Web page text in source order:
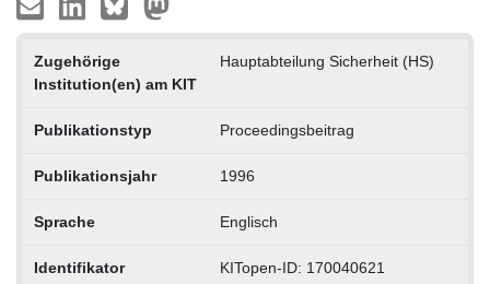
Zugehörige
Institution(en) am KIT
Hauptabteilung Sicherheit (HS)
Publikationstyp Proceedingsbeitrag
Publikationsjahr 1996
Sprache Englisch
Identifikator KITopen-ID: 170040621